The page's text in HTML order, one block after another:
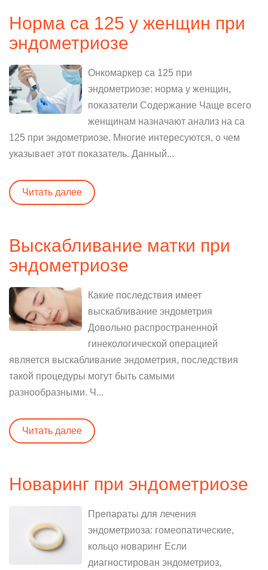
Норма са 125 у женщин при
эндометриозе
Онкомаркер са 125 при
эндометриозе: норма у женщин,
показатели Содержание Чаще всего
женщинам назначают анализ на са
125 при эндометриозе. Многие интересуются, о чем
указывает этот показатель. Данный...
Читать далее
Выскабливание матки при
эндометриозе
Какие последствия имеет
выскабливание эндометрия
Довольно распространенной
гинекологической операцией
является выскабливание эндометрия, последствия
такой процедуры могут быть самыми
разнообразными. Ч...
Читать далее
Новаринг при эндометриозе
Препараты для лечения
эндометриоза: гомеопатические,
кольцо новаринг Если
диагностирован эндометриоз,